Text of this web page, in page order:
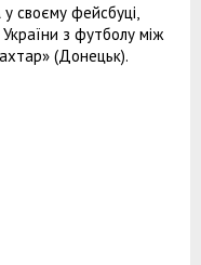
своєму фейсбуці,
з футболу між
(Донецьк).